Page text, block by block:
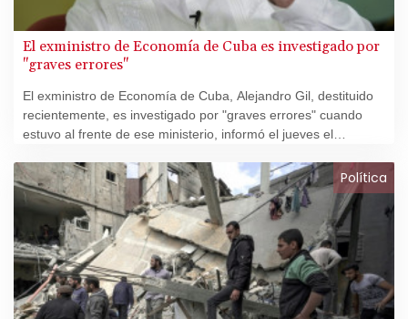
El exministro de Economía de Cuba es investigado por
"graves errores"
El exministro de Economía de Cuba, Alejandro Gil, destituido
recientemente, es investigado por "graves errores" cuando
estuvo al frente de ese ministerio, informó el jueves el
Política